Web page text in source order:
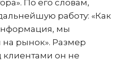
По его словам,
работу: «Как
мы
рынок». Размер
клиентами он не